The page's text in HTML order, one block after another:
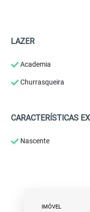
LAZER
Academia
Churrasqueira
CARACTERÍSTICAS
Nascente
IMÓVEL